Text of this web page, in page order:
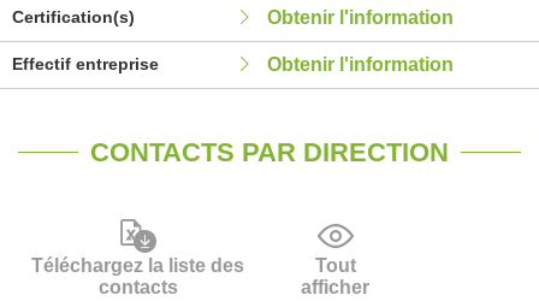
Certification(s) Obtenir l'information
Effectif entreprise Obtenir l'information
CONTACTS PAR DIRECTION
Téléchargez la liste des
contacts
Tout
afficher